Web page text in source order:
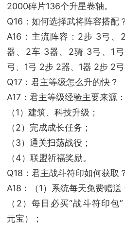
2000碎片136个升星卷轴。
Q16：如何选择武将阵容搭配？
A16：主流阵容：2步 3弓
器、2车 3器、2骑 3弓、1
弓、1弓 2步 2器、1器 2步 2弓
Q17：君主等级怎么升的快？
A17：君主等级经验主要来源：
（1）建筑、科技升级；
（2）完成成长任务；
（3）通关扫荡战役；
（4）联盟祈福奖励。
Q18：君主战斗符印如何获取？
A18：（1）系统每天免费赠送
（2）每日必买“战斗符印包
元宝）；